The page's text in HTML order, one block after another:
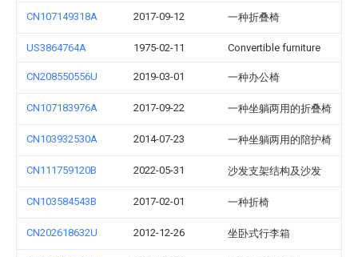
CN107149318A 2017-09-12 一种折叠椅
US3864764A 1975-02-11 Convertible furniture
CN208550556U 2019-03-01 一种办公椅
CN107183976A 2017-09-22 一种坐躺两用的折叠椅
CN103932530A 2014-07-23 一种坐躺两用的陪护椅
CN111759120B 2022-05-31 沙发支架结构及沙发
CN103584543B 2017-02-01 一种折椅
CN202618632U 2012-12-26 坐卧式行李箱